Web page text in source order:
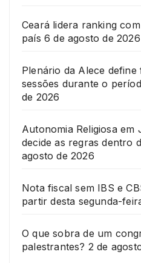
Ceará lidera ranking
país 6 de agosto de 2026
Plenário da Alece
sessões durante o
de 2026
Autonomia Religiosa em
decide as regras dentro
agosto de 2026
Nota fiscal sem IBS e
partir desta segunda-
O que sobra de um
palestrantes? 2 de